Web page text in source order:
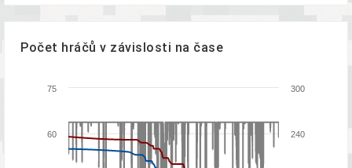
Počet hráčů v závislosti na čase
60
75
240
300